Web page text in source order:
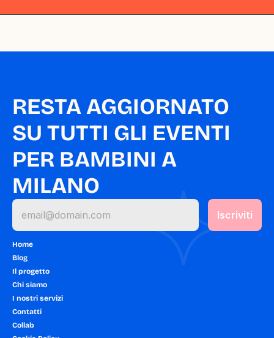
RESTA AGGIORNATO
SU TUTTI GLI EVENTI
PER BAMBINI A
MILANO
Home
Blog
Il progetto
Chi siamo
I nostri servizi
Contatti
Collab